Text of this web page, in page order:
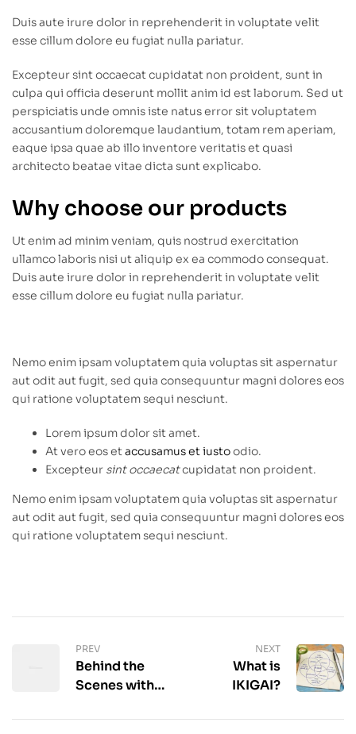
Duis aute irure dolor in reprehenderit in voluptate velit
esse cillum dolore eu fugiat nulla pariatur.
Excepteur sint occaecat cupidatat non proident, sunt in
culpa qui officia deserunt mollit anim id est laborum. Sed ut
perspiciatis unde omnis iste natus error sit voluptatem
accusantium doloremque laudantium, totam rem aperiam,
eaque ipsa quae ab illo inventore veritatis et quasi
architecto beatae vitae dicta sunt explicabo.
Why choose our products
Ut enim ad minim veniam, quis nostrud exercitation
ullamco laboris nisi ut aliquip ex ea commodo consequat.
Duis aute irure dolor in reprehenderit in voluptate velit
esse cillum dolore eu fugiat nulla pariatur.
Nemo enim ipsam voluptatem quia voluptas sit aspernatur
aut odit aut fugit, sed quia consequuntur magni dolores eos
qui ratione voluptatem sequi nesciunt.
Lorem ipsum dolor sit amet.
At vero eos etaccusamus et iustoodio.
Excepteur sint occaecatcupidatat non proident.
Nemo enim ipsam voluptatem quia voluptas sit aspernatur
aut odit aut fugit, sed quia consequuntur magni dolores eos
qui ratione voluptatem sequi nesciunt.
PREV
Behind the
Scenes with
Victoria
NEXT
What is
IKIGAI?